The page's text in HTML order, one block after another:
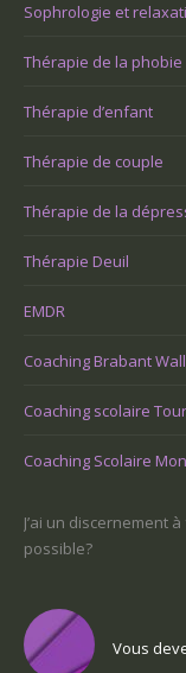
Sophrologie et
Thérapie de la phobie
Thérapie d’enfant
Thérapie de couple
Thérapie de la
Thérapie Deuil
EMDR
Coaching Brabant
Coaching scolaire
Coaching Scolaire
ce Je ne sais pas ce
un sens
Vous